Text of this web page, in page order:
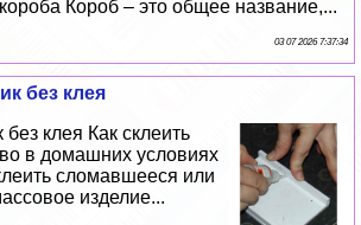
Короб – это общее название,...
03 07 2026 7:37:34
без клея
без клея Как склеить
в домашних условиях
сломавшееся или
изделие...